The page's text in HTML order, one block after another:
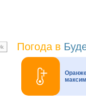
Погода в